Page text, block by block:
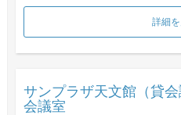
詳細
サンプラザ天文館（貸
会議室